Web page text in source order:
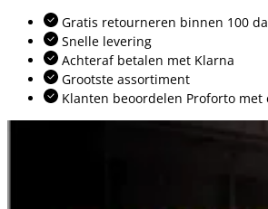
Gratis retourneren binnen 100
Snelle levering
Achteraf betalen met Klarna
Grootste assortiment
Klanten beoordelen Proforto met